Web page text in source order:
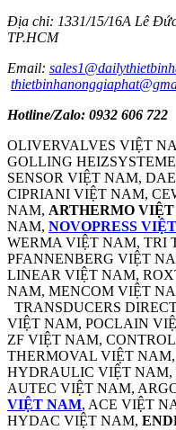
Địa chỉ: 1331/15/16A Lê
TP.HCM
Email:
Hotline/Zalo: 0932 606 722
OLIVERVALVES VIỆT
GOLLING
SENSOR VIỆT NAM,
CIPRIANI VIỆT NAM,
NAM, ARTHERMO
NAM, NOVOPRESS
WERMA VIỆT NAM, TRI
PFANNENBERG VIỆT
LINEAR VIỆT NAM,
NAM, MENCOM VIỆT
TRANSDUCERS
VIỆT NAM, POCLAIN
ZF VIỆT NAM,
THERMOVAL VIỆT
HYDRAULIC VIỆT
AUTEC VIỆT NAM,
VIỆT NAM, ACE VIỆT
HYDAC VIỆT NAM,